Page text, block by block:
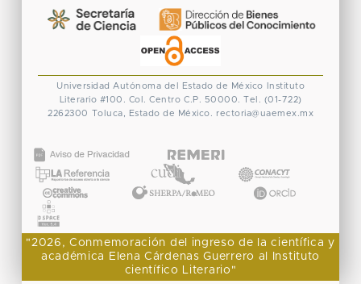
Universidad Autónoma del Estado de México
Instituto
Literario #100. Col. Centro C.P. 50000. Tel. (01-722)
2262300 Toluca, Estado de México. rectoria@uaemex.mx
"2026, Conmemoración del ingreso de la científica y
académica Elena Cárdenas Guerrero al Instituto
científico Literario"